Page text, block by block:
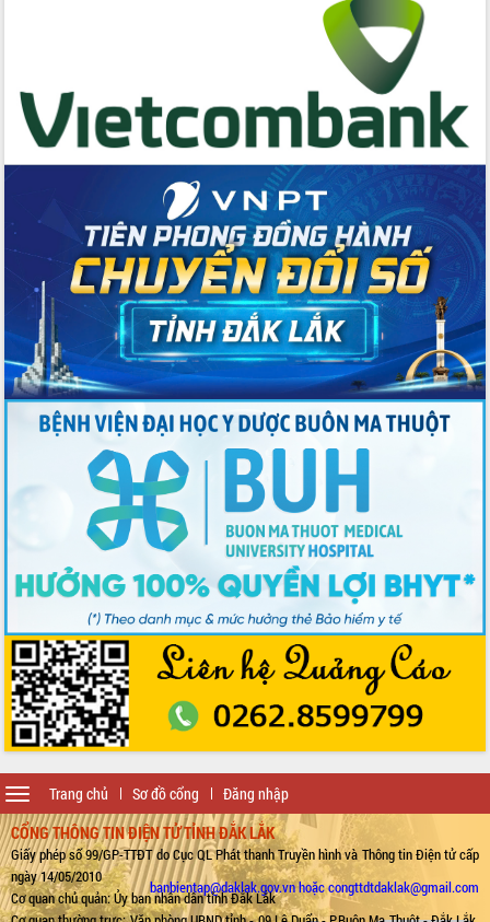
Trang chủ Sơ đồ cổng Đăng nhập
Toggle
navigation
CỔNG THÔNG TIN ĐIỆN TỬ TỈNH ĐẮK LẮK
Giấy phép số 99/GP-TTĐT do Cục QL Phát thanh Truyền hình và Thông tin Điện tử cấp
ngày 14/05/2010
Cơ quan chủ quản: Ủy ban nhân dân tỉnh Đắk Lắk
banbientap@daklak.gov.vn hoặc congttdtdaklak@gmail.com